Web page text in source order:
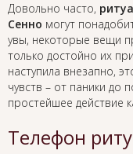
Довольно часто,
Сенно могут
увы, некоторые вещи
только достойно их
наступила внезапно,
чувств – от паники до
простейшее действие
Телефон